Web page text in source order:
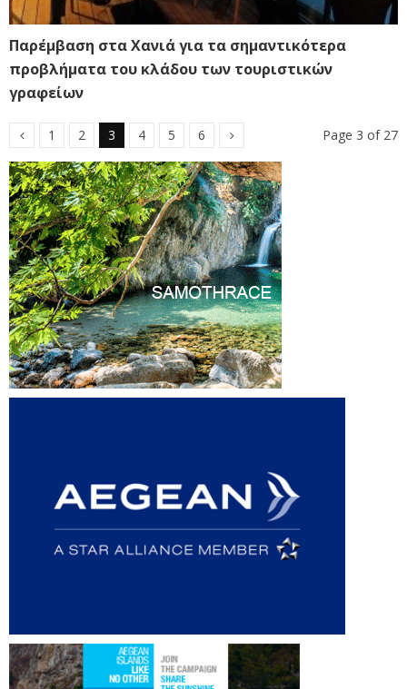
Παρέμβαση στα Χανιά για τα σημαντικότερα
προβλήματα του κλάδου των τουριστικών
γραφείων
Page 3 of 27
1 2 3 4 5 6